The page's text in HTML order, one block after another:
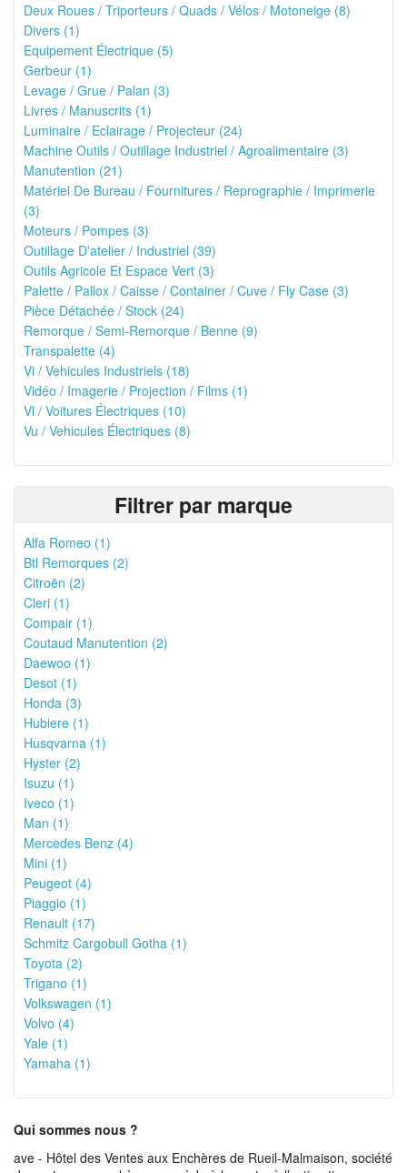
Deux Roues / Triporteurs / Quads / Vélos / Motoneige (8)
Divers (1)
Equipement Électrique (5)
Gerbeur (1)
Levage / Grue / Palan (3)
Livres / Manuscrits (1)
Luminaire / Eclairage / Projecteur (24)
Machine Outils / Outillage Industriel / Agroalimentaire (3)
Manutention (21)
Matériel De Bureau / Fournitures / Reprographie / Imprimerie
(3)
Moteurs / Pompes (3)
Outillage D'atelier / Industriel (39)
Outils Agricole Et Espace Vert (3)
Palette / Pallox / Caisse / Container / Cuve / Fly Case (3)
Pièce Détachée / Stock (24)
Remorque / Semi-Remorque / Benne (9)
Transpalette (4)
Vi / Vehicules Industriels (18)
Vidéo / Imagerie / Projection / Films (1)
Vl / Voitures Électriques (10)
Vu / Vehicules Électriques (8)
Filtrer par marque
Alfa Romeo (1)
Btl Remorques (2)
Citroën (2)
Cleri (1)
Compair (1)
Coutaud Manutention (2)
Daewoo (1)
Desot (1)
Honda (3)
Hubiere (1)
Husqvarna (1)
Hyster (2)
Isuzu (1)
Iveco (1)
Man (1)
Mercedes Benz (4)
Mini (1)
Peugeot (4)
Piaggio (1)
Renault (17)
Schmitz Cargobull Gotha (1)
Toyota (2)
Trigano (1)
Volkswagen (1)
Volvo (4)
Yale (1)
Yamaha (1)
Qui sommes nous ?
ave - Hôtel des Ventes aux Enchères de Rueil-Malmaison, société